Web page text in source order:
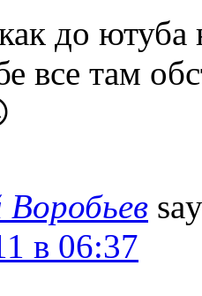
до
все там
Воробьев
в 06:37